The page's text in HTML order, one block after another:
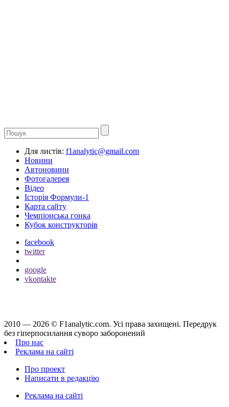
Для листів: f1analytic@gmail.com
Новини
Автоновини
Фотогалерея
Відео
Історія Формули-1
Карта сайту
Чемпіонська гонка
Кубок конструкторів
facebook
twitter
google
vkontakte
2010 — 2026 © F1analytic.com. Усi права захищенi. Передрук
без гіперпосилання суворо заборонений
Про нас
Реклама на сайті
Про проект
Написати в редакцію
Реклама на сайті